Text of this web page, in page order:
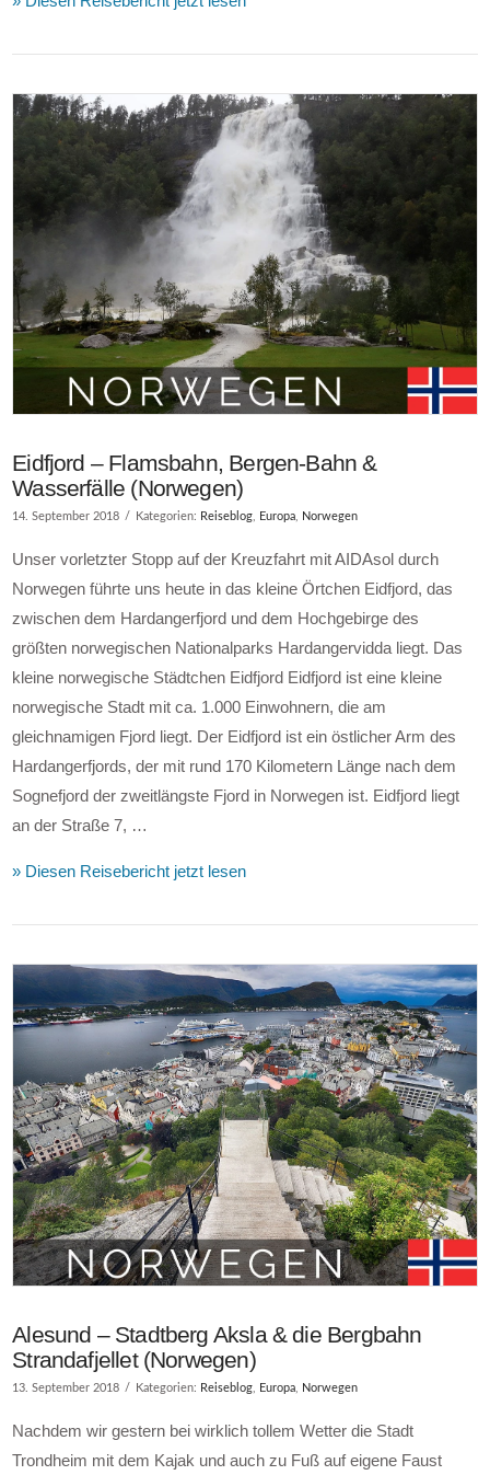
Eidfjord – Flamsbahn, Bergen-Bahn &
Wasserfälle (Norwegen)
14. September 2018 Kategorien: Reiseblog, Europa, Norwegen
Unser vorletzter Stopp auf der Kreuzfahrt mit AIDAsol durch
Norwegen führte uns heute in das kleine Örtchen Eidfjord, das
zwischen dem Hardangerfjord und dem Hochgebirge des
größten norwegischen Nationalparks Hardangervidda liegt. Das
kleine norwegische Städtchen Eidfjord Eidfjord ist eine kleine
norwegische Stadt mit ca. 1.000 Einwohnern, die am
gleichnamigen Fjord liegt. Der Eidfjord ist ein östlicher Arm des
Hardangerfjords, der mit rund 170 Kilometern Länge nach dem
Sognefjord der zweitlängste Fjord in Norwegen ist. Eidfjord liegt
an der Straße 7, …
» Diesen Reisebericht jetzt lesen
Alesund – Stadtberg Aksla & die Bergbahn
Strandafjellet (Norwegen)
13. September 2018 Kategorien: Reiseblog Europa Norwegen
Nachdem wir gestern bei wirklich tollem Wetter die Stadt
Trondheim mit dem Kajak und auch zu Fuß auf eigene Faust